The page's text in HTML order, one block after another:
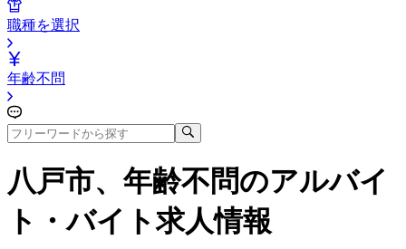
職種を選択
年齢不問
八戸市、年齢不問のアルバイ
ト・バイト求人情報